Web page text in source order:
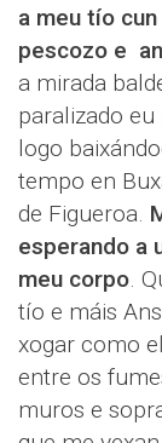
a meu tío
pescozo e
a mirada
paralizado
logo
tempo en
de Figueroa.
esperando a
meu corpo.
tío e máis
xogar como
entre os
muros e